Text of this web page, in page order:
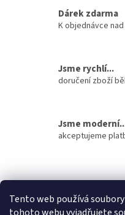
Tento web používá
Dárek zdarma
K objednávce
Jsme rychlí...
doručení zboží
Jsme
akceptujeme
á
stavební